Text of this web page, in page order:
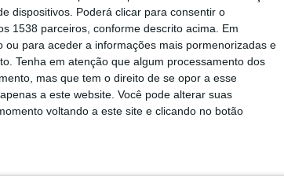
dispositivos. Poderá clicar para consentir o
1538 parceiros, conforme descrito acima. Em
para aceder a informações mais pormenorizadas e
Tenha em atenção que algum processamento dos
mas que tem o direito de se opor a esse
a este website. Você pode alterar suas
voltando a este site e clicando no botão